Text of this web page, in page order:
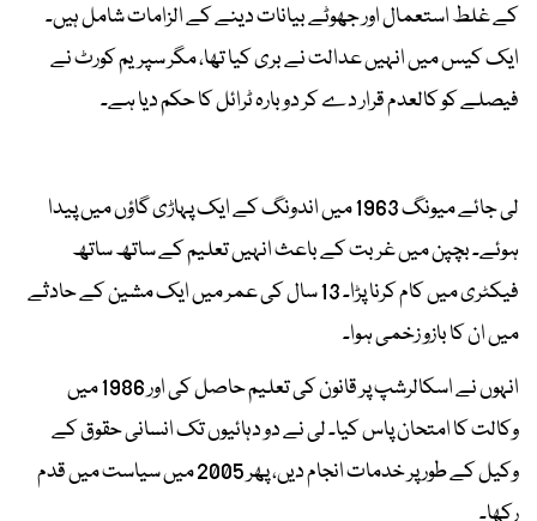
کے غلط استعمال اور جھوٹے بیانات دینے کے الزامات شامل ہیں۔
ایک کیس میں انہیں عدالت نے بری کیا تھا، مگر سپریم کورٹ نے
فیصلے کو کالعدم قرار دے کر دوبارہ ٹرائل کا حکم دیا ہے۔
لی جائے میونگ 1963 میں اندونگ کے ایک پہاڑی گاؤں میں پیدا
ہوئے۔ بچپن میں غربت کے باعث انہیں تعلیم کے ساتھ ساتھ
فیکٹری میں کام کرنا پڑا۔ 13 سال کی عمر میں ایک مشین کے حادثے
میں ان کا بازو زخمی ہوا۔
انہوں نے اسکالرشپ پر قانون کی تعلیم حاصل کی اور 1986 میں
وکالت کا امتحان پاس کیا۔ لی نے دو دہائیوں تک انسانی حقوق کے
وکیل کے طور پر خدمات انجام دیں، پھر 2005 میں سیاست میں قدم
رکھا۔